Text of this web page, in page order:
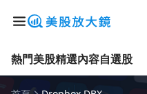
熱門美股精選內容自選股